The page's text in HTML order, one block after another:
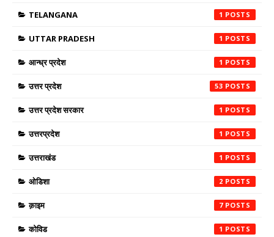
TELANGANA 1
UTTAR PRADESH 1
आन्ध्र प्रदेश 1
उत्तर प्रदेश 53
उत्तर प्रदेश सरकार 1
उत्तरप्रदेश 1
उत्तराखंड 1
ओडिशा 2
क़ाइम 7
कोविड 1